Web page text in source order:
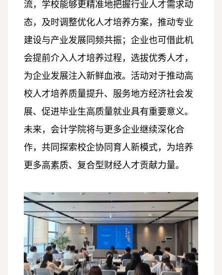
流，学校能够更精准地把握行业人才需求动
态，及时调整优化人才培养方案，推动专业
建设与产业发展同频共振；企业也可借此机
会提前介入人才培养过程，选拔优秀人才，
为企业发展注入新鲜血液。活动对于推动高
校人才培养质量提升、服务地方经济社会发
展、促进毕业生高质量就业具有重要意义。
未来，会计学院将与更多企业继续深化合
作，共同探索校企协同育人新模式，为培养
更多高素质、复合型财经人才贡献力量。